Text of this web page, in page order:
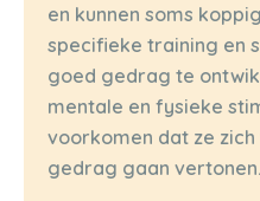
en kunnen soms
specifieke training en
goed gedrag te
mentale en fysieke
voorkomen dat ze
gedrag gaan vertonen.